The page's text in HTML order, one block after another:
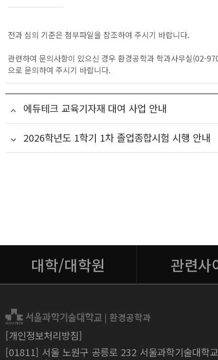
전과 심의 기준은 첨부파일을 참조하여 주시기 바랍니다.
관련하여 문의사항이 있으신 경우 환경공학과 학과사무실(02-
으로 문의하여 주시기 바랍니다.
에듀테크 교육기자재 대여 사업 안내
2026학년도 1학기 1차 졸업종합시험 시행 안내
| 환경공학과
[개인정보처리방침]
[01811] 서울 노원구 공릉로 232 서울과학기술대학
대학/대학원 관련사